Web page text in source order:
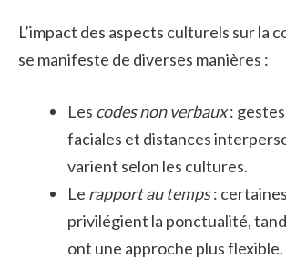
L’impact des aspects culturels sur la
se manifeste de diverses manières :
Les codes non verbaux:
faciales et distances
varient selon les cultures.
Le rapport au temps:
privilégient la ponctualité,
ont une approche plus flexible.